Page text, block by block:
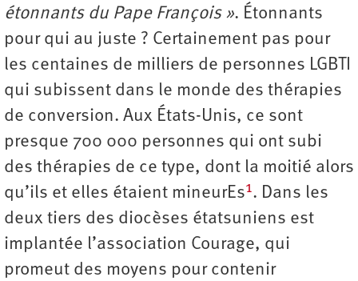
étonnants du Pape François ». Étonnants
pour qui au juste ? Certainement pas pour
les centaines de milliers de personnes LGBTI
qui subissent dans le monde des thérapies
de conversion. Aux États-Unis, ce sont
presque 700 000 personnes qui ont subi
des thérapies de ce type, dont la moitié alors
qu’ils et elles étaient mineurEs1. Dans les
deux tiers des diocèses étatsuniens est
implantée l’association Courage, qui
promeut des moyens pour contenir